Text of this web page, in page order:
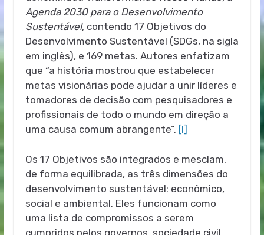
Agenda 2030 para o Desenvolvimento
Sustentável, contendo 17 Objetivos do
Desenvolvimento Sustentável (SDGs, na sigla
em inglês), e 169 metas. Autores enfatizam
que “a história mostrou que estabelecer
metas visionárias pode ajudar a unir líderes e
tomadores de decisão com pesquisadores e
profissionais de todo o mundo em direção a
uma causa comum abrangente”. [I]
Os 17 Objetivos são integrados e mesclam,
de forma equilibrada, as três dimensões do
desenvolvimento sustentável: econômico,
social e ambiental. Eles funcionam como
uma lista de compromissos a serem
cumpridos pelos governos, sociedade civil,